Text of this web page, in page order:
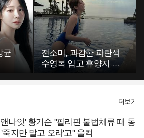
균
전소미, 과감한 파란색
수영복 입고 휴양지 포
나잇' 황기순 "필리핀 불법체류 때 동
'죽지만 말고 오라'고" 울컥
더보기